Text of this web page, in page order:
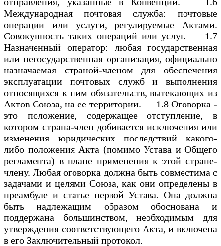
Международная почтовая служба: почтовые
операции или услуги, регулируемые Актами.
Совокупность таких операций или услуг. 1.7
Назначенный оператор: любая государственная
или негосударственная организация, официально
назначаемая страной-членом для обеспечения
эксплуатации почтовых служб и выполнения
относящихся к ним обязательств, вытекающих из
Актов Союза, на ее территории. 1.8 Оговорка -
это положение, содержащее отступление, в
котором страна-член добивается исключения или
изменения юридических последствий какого-
либо положения Акта (помимо Устава и Общего
регламента) в плане применения к этой стране-
члену. Любая оговорка должна быть совместима с
задачами и целями Союза, как они определены в
преамбуле и статье первой Устава. Она должна
быть надлежащим образом обоснована и
поддержана большинством, необходимым для
утверждения соответствующего Акта, и включена
в его Заключительный протокол.